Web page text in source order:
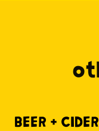
BEER + CIDER